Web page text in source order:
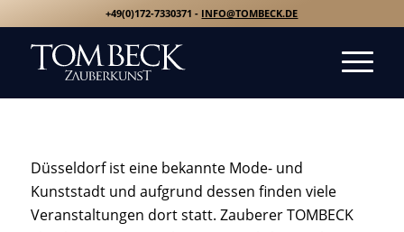
+49(0)172-7330371 - INFO@TOMBECK.DE
Düsseldorf ist eine bekannte Mode- und
Kunststadt und aufgrund dessen finden viele
Veranstaltungen dort statt. Zauberer TOMBECK